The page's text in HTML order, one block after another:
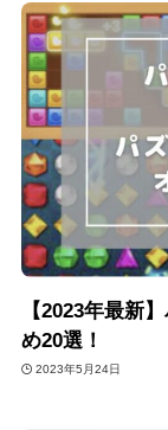
【2023年最新
め20選！
2023年5月24日